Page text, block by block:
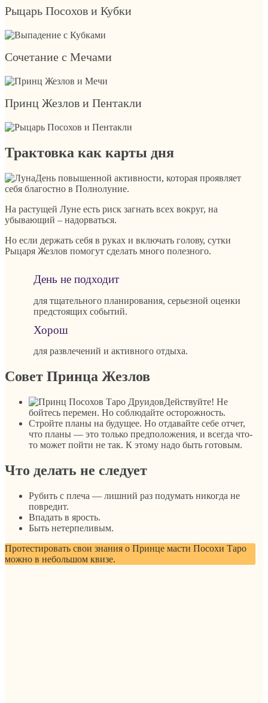
Рыцарь Посохов и Кубки
Сочетание с Мечами
Принц Жезлов и Пентакли
Трактовка как карты дня
День повышенной активности, которая проявляет
себя благостно в Полнолуние.
На растущей Луне есть риск загнать всех вокруг, на
убывающий – надорваться.
Но если держать себя в руках и включать голову, сутки
Рыцаря Жезлов помогут сделать много полезного.
День не подходит
для тщательного планирования, серьезной оценки
предстоящих событий.
Хорош
для развлечений и активного отдыха.
Совет Принца Жезлов
Действуйте! Не
бойтесь перемен. Но соблюдайте осторожность.
Стройте планы на будущее. Но отдавайте себе отчет,
что планы — это только предположения, и всегда что-
то может пойти не так. К этому надо быть готовым.
Что делать не следует
Рубить с плеча — лишний раз подумать никогда не
повредит.
Впадать в ярость.
Быть нетерпеливым.
Протестировать свои знания о Принце масти Посохи Таро
можно в небольшом квизе.